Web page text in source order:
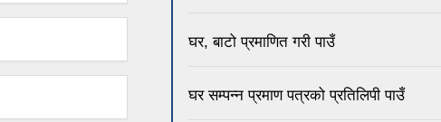
घर, बाटो प्रमाणित गरी पाउँ
घर सम्पन्न प्रमाण पत्रको प्रतिलिपी पाउँ